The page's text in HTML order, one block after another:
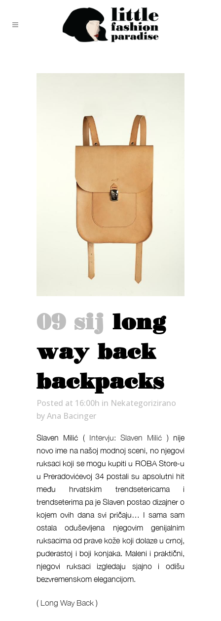
09 sij long
way back
backpacks
Posted at 16:00h in Nekategorizirano
byAna Bacinger
Slaven Milić ( Intervju: Slaven Milić ) nije
novo ime na našoj modnoj sceni, no njegovi
ruksaci koji se mogu kupiti u ROBA Store-u
u Preradovićevoj 34 postali su apsolutni hit
među hrvatskim trendsetericama i
trendseterima pa je Slaven postao dizajner o
kojem ovih dana svi pričaju… I sama sam
ostala oduševljena njegovim genijalnim
ruksacima od prave kože koji dolaze u crnoj,
puderastoj i boji konjaka. Maleni i praktični,
njegovi ruksaci izgledaju sjajno i odišu
bezvremenskom elegancijom.
( Long Way Back )